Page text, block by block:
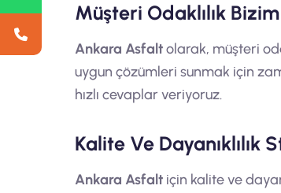
Müşteri Odaklılık
Ankara Asfaltolarak, müşteri
uygun çözümleri sunmak için
hızlı cevaplar veriyoruz.
Kalite Ve Dayanıklılık
Ankara Asfaltiçin kalite ve